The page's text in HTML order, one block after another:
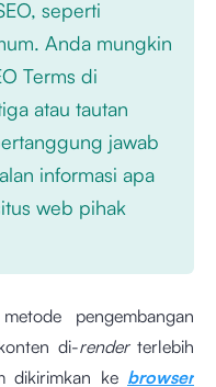
seperti
Anda mungkin
Terms di
atau tautan
jawab
informasi apa
web pihak
pengembangan
di-renderterlebih
dikirimkan ke browser